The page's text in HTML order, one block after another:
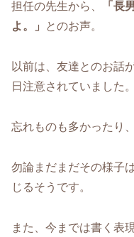
担任の先生から、
「長
よ。」
とのお声。
以前は、友達とのお話
日注意されていました。
忘れものも多かったり
勿論まだまだその様子
じるそうです。
また、今までは書く表